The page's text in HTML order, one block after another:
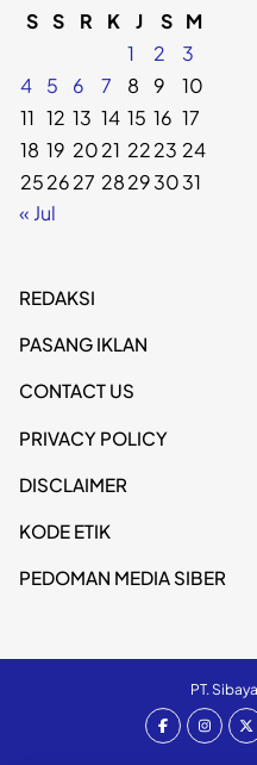
S S R K J S M
1
2
3
4
5 6 7 8 9
10
11 12 13 14 15 16 17
18 19 2021 2223 24
252627 28293031
« Jul
REDAKSI
PASANG IKLAN
CONTACT US
PRIVACY POLICY
DISCLAIMER
KODE ETIK
PEDOMAN MEDIA SIBER
PT.